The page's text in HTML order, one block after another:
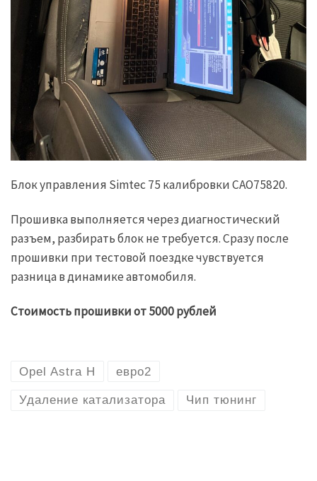
Блок управления Simtec 75 калибровки CAO75820.
Прошивка выполняется через диагностический
разъем, разбирать блок не требуется. Сразу после
прошивки при тестовой поездке чувствуется
разница в динамике автомобиля.
Стоимость прошивки от 5000 рублей
Opel Astra H евро2
Удаление катализатора Чип тюнинг